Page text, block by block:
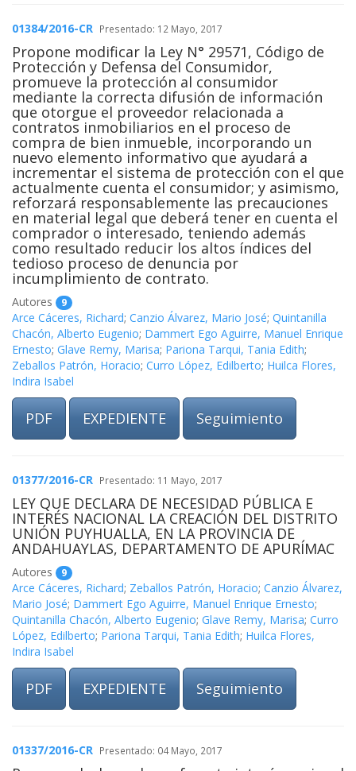
01384/2016-CR Presentado: 12 Mayo, 2017
Propone modificar la Ley N° 29571, Código de
Protección y Defensa del Consumidor,
promueve la protección al consumidor
mediante la correcta difusión de información
que otorgue el proveedor relacionada a
contratos inmobiliarios en el proceso de
compra de bien inmueble, incorporando un
nuevo elemento informativo que ayudará a
incrementar el sistema de protección con el que
actualmente cuenta el consumidor; y asimismo,
reforzará responsablemente las precauciones
en material legal que deberá tener en cuenta el
comprador o interesado, teniendo además
como resultado reducir los altos índices del
tedioso proceso de denuncia por
incumplimiento de contrato.
Autores 9
Arce Cáceres, Richard; Canzio Álvarez, Mario José; Quintanilla
Chacón, Alberto Eugenio; Dammert Ego Aguirre, Manuel Enrique
Ernesto; Glave Remy, Marisa; Pariona Tarqui, Tania Edith;
Zeballos Patrón, Horacio; Curro López, Edilberto; Huilca Flores,
Indira Isabel
PDF EXPEDIENTE Seguimiento
01377/2016-CR Presentado: 11 Mayo, 2017
LEY QUE DECLARA DE NECESIDAD PÚBLICA E
INTERÉS NACIONAL LA CREACIÓN DEL DISTRITO
UNIÓN PUYHUALLA, EN LA PROVINCIA DE
ANDAHUAYLAS, DEPARTAMENTO DE APURÍMAC
Autores 9
Arce Cáceres, Richard; Zeballos Patrón, Horacio; Canzio Álvarez,
Mario José; Dammert Ego Aguirre, Manuel Enrique Ernesto;
Quintanilla Chacón, Alberto Eugenio; Glave Remy, Marisa; Curro
López, Edilberto; Pariona Tarqui, Tania Edith; Huilca Flores,
Indira Isabel
PDF EXPEDIENTE Seguimiento
01337/2016-CR Presentado: 04 Mayo, 2017